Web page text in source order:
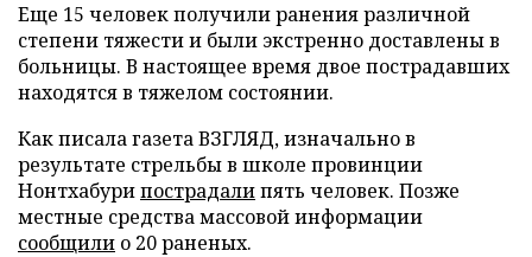
Еще 15 человек получили ранения различной
степени тяжести и были экстренно доставлены в
больницы. В настоящее время двое пострадавших
находятся в тяжелом состоянии.
Как писала газета ВЗГЛЯД, изначально в
результате стрельбы в школе провинции
Нонтхабурипострадалипять человек. Позже
местные средства массовой информации
сообщили о 20 раненых.